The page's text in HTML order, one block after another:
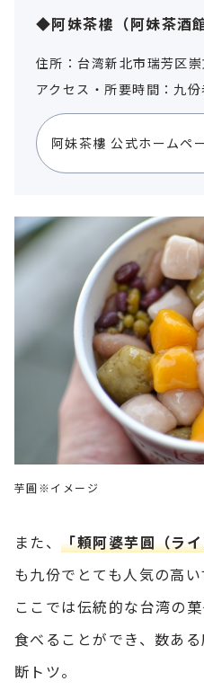
◆阿妹茶樓（阿妹茶酒館
住所：台湾新北市瑞芳区
アクセス・所要時間：九
阿妹茶樓 公式ホームペ
芋圓※イメージ
また、「頼阿婆芋圓（ラ
も九份でとても人気の高い
ここでは伝統的な台湾の
食べることができ、数あ
断トツ。